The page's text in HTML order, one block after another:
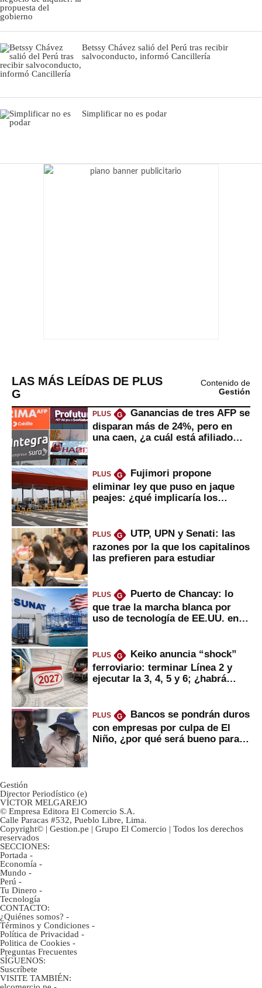
Betssy Chávez salió del Perú tras recibir
salvoconducto, informó Cancillería
Simplificar no es podar
LAS MÁS LEÍDAS DE PLUS
G
Contenido de
Gestión
PLUS G
Ganancias de tres AFP se
disparan más de 24%, pero en
una caen, ¿a cuál está afiliado
PLUS G
Fujimori propone
eliminar ley que puso en jaque
peajes: ¿qué implicaría los
PLUS G
UTP, UPN y Senati: las
razones por la que los capitalinos
las prefieren para estudiar
PLUS G
Puerto de Chancay: lo
que trae la marcha blanca por
uso de tecnología de EE.UU. en
PLUS G
Keiko anuncia “shock”
ferroviario: terminar Línea 2 y
ejecutar la 3, 4, 5 y 6; ¿habrá
PLUS G
Bancos se pondrán duros
con empresas por culpa de El
Niño, ¿por qué será bueno para
Gestión
Director Periodístico (e)
VÍCTOR MELGAREJO
© Empresa Editora El Comercio S.A.
Calle Paracas #532, Pueblo Libre, Lima.
Copyright© | Gestion.pe | Grupo El Comercio | Todos los derechos
reservados
SECCIONES:
Portada -
Economía -
Mundo -
Perú -
Tu Dinero -
Tecnología
CONTACTO:
¿Quiénes somos? -
Términos y Condiciones -
Política de Privacidad -
Politica de Cookies -
Preguntas Frecuentes
SÍGUENOS:
Suscríbete
VISITE TAMBIÉN: